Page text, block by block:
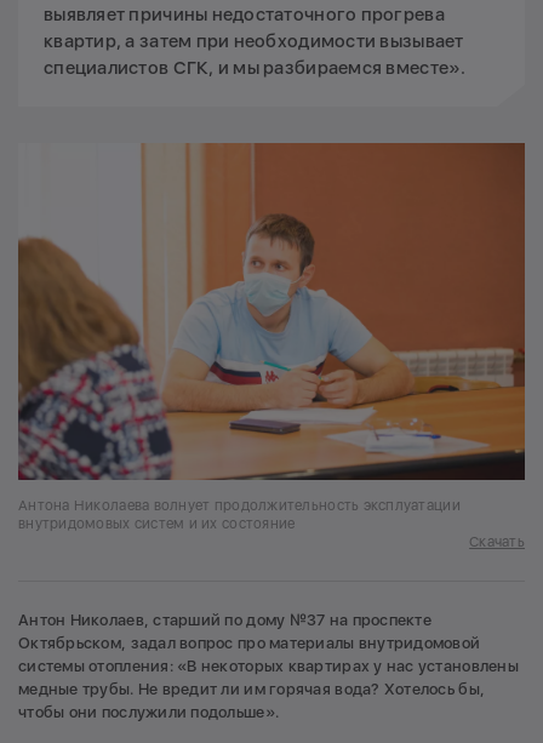
выявляет причины недостаточного прогрева
квартир, а затем при необходимости вызывает
специалистов СГК, и мы разбираемся вместе».
Антона Николаева волнует продолжительность эксплуатации
внутридомовых систем и их состояние
Скачать
Антон Николаев, старший по дому №37 на проспекте
Октябрьском, задал вопрос про материалы внутридомовой
системы отопления: «В некоторых квартирах у нас установлены
медные трубы. Не вредит ли им горячая вода? Хотелось бы,
чтобы они послужили подольше».